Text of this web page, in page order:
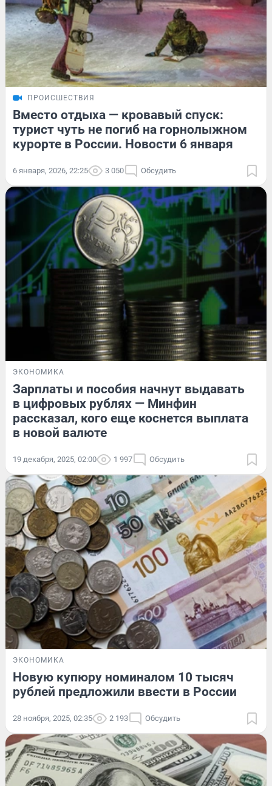
ПРОИСШЕСТВИЯ
Вместо отдыха — кровавый спуск:
турист чуть не погиб на горнолыжном
курорте в России. Новости 6 января
6 января, 2026, 22:25 3 050 Обсудить
ЭКОНОМИКА
Зарплаты и пособия начнут выдавать
в цифровых рублях — Минфин
рассказал, кого еще коснется выплата
в новой валюте
19 декабря, 2025, 02:00 1 997 Обсудить
ЭКОНОМИКА
Новую купюру номиналом 10 тысяч
рублей предложили ввести в России
28 ноября, 2025, 02:35 2 193 Обсудить